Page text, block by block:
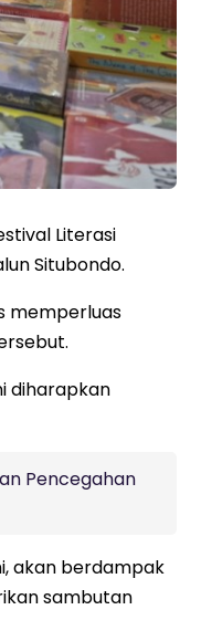
Literasi
Situbondo.
memperluas
diharapkan
Pencegahan
akan berdampak
sambutan